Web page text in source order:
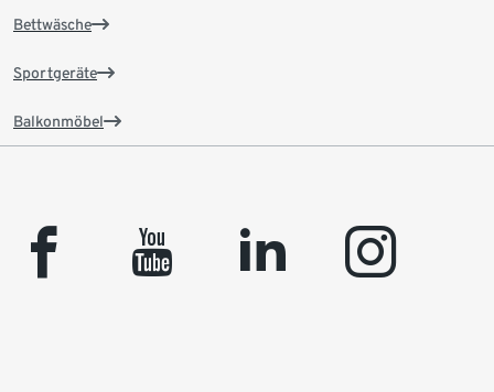
Bettwäsche
Sportgeräte
Balkonmöbel
facebook youtube linkedin instagram